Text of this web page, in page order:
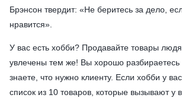
Брэнсон твердит: «Не беритесь за дело,
нравится».
У вас есть хобби? Продавайте товары
увлечены тем же! Вы хорошо разбираетесь
знаете, что нужно клиенту. Если хобби у вас
список из 10 товаров, которые вызывают у